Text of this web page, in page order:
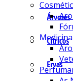
Árvores
Cítricos
Ervas